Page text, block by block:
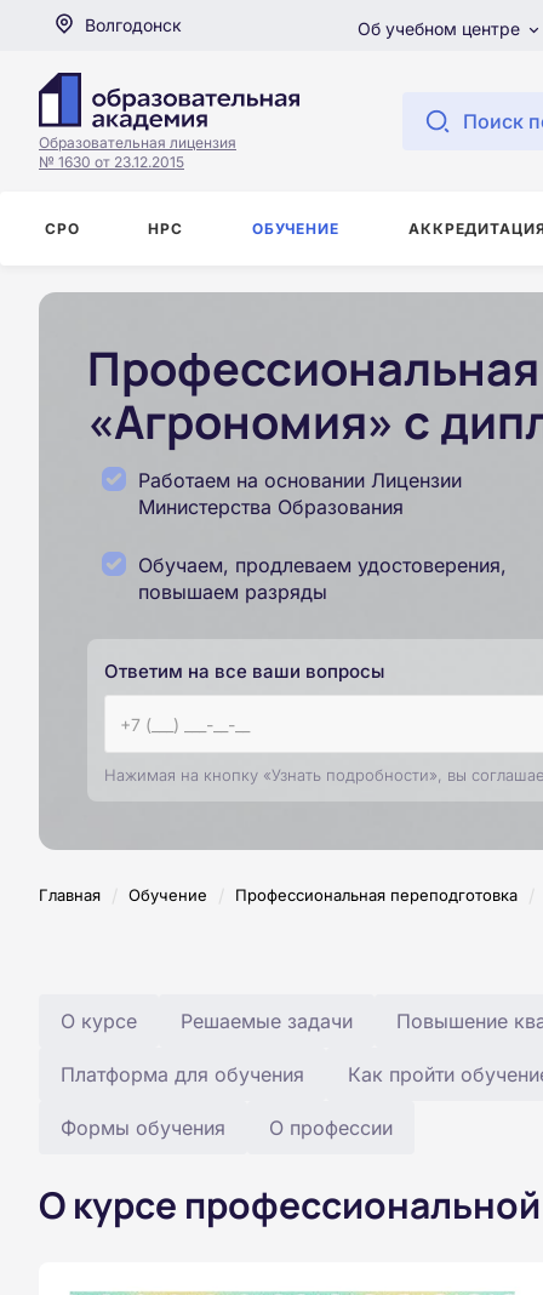
Волгодонск Об учебном центре
Образовательная лицензия
№ 1630 от 23.12.2015
Поиск
СРО НРС ОБУЧЕНИЕ
«Агрономия» с
Работаем на основании Лицензии
Министерства Образования
Обучаем, продлеваем удостоверения,
повышаем разряды
Ответим на все ваши вопросы
Нажимая на кнопку «Узнать подробности», вы
Главная / Обучение / Профессиональная переподготовка /
О курсе Решаемые задачи Повышение
Платформа для обучения Как пройти
Формы обучения О профессии
О курсе